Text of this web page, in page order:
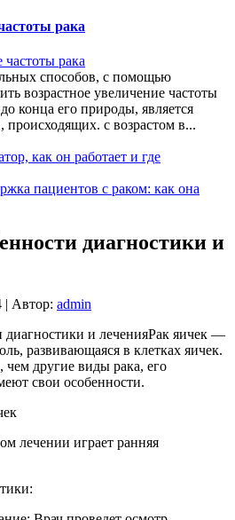
рака
способов, с помощью
возрастное увеличение частоты
конца его природы, является
с возрастом в...
как он работает и где
пациентов с раком: как она
диагностики и
| Автор: admin
Рак яичек —
развивающаяся в клетках яичек.
чем другие виды рака, его
свои особенности.
лечении играет ранняя